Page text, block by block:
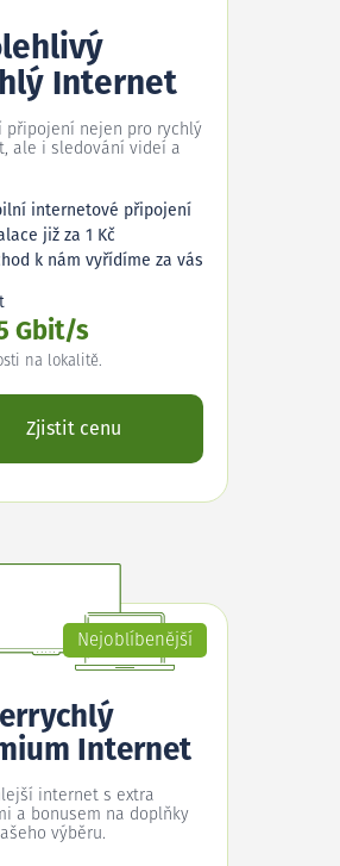
Internet
připojení nejen pro rychlý
ale i sledování videí a
internetové připojení
již za 1 Kč
k nám vyřídíme za vás
Gbit/s
na lokalitě.
Zjistit cenu
Nejoblíbenější
Internet
internet s extra
a bonusem na doplňky
výběru.